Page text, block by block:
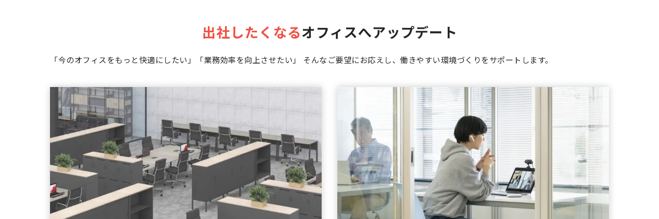
出社したくなるオフィスへアップデート
「今のオフィスをもっと快適にしたい」「業務効率を向上させたい」 そんなご要望にお応えし、働きやすい環境づくりをサポートします。